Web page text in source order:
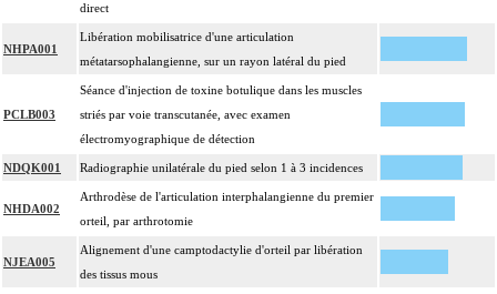
direct
NHPA001
Libération mobilisatrice d'une articulation
métatarsophalangienne, sur un rayon latéral du pied
PCLB003
Séance d'injection de toxine botulique dans les muscles
striés par voie transcutanée, avec examen
électromyographique de détection
NDQK001 Radiographie unilatérale du pied selon 1 à 3 incidences
NHDA002
Arthrodèse de l'articulation interphalangienne du premier
orteil, par arthrotomie
NJEA005
Alignement d'une camptodactylie d'orteil par libération
des tissus mous